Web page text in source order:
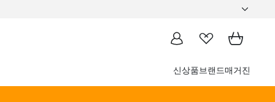
신상품브랜드매거진